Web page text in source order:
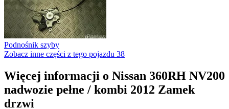
Podnośnik szyby
Zobacz inne części z tego pojazdu 38
Więcej informacji o Nissan 360RH NV200
nadwozie pełne / kombi 2012 Zamek
drzwi